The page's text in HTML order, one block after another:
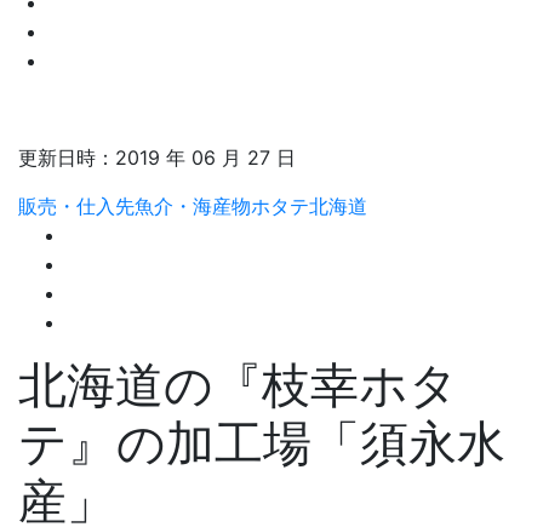
更新日時： 2019 年 06 月 27 日
販売・仕入先魚介・海産物ホタテ北海道
北海道の『枝幸ホタ
テ』の加工場「須永水
産」